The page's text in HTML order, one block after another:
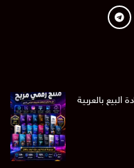
البيع بالعربية